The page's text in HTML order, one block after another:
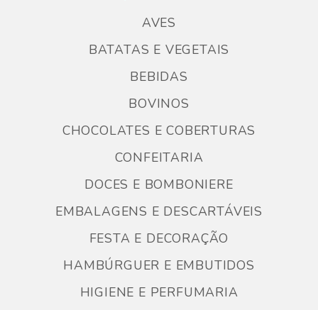
AVES
BATATAS E VEGETAIS
BEBIDAS
BOVINOS
CHOCOLATES E COBERTURAS
CONFEITARIA
DOCES E BOMBONIERE
EMBALAGENS E DESCARTÁVEIS
FESTA E DECORAÇÃO
HAMBÚRGUER E EMBUTIDOS
HIGIENE E PERFUMARIA